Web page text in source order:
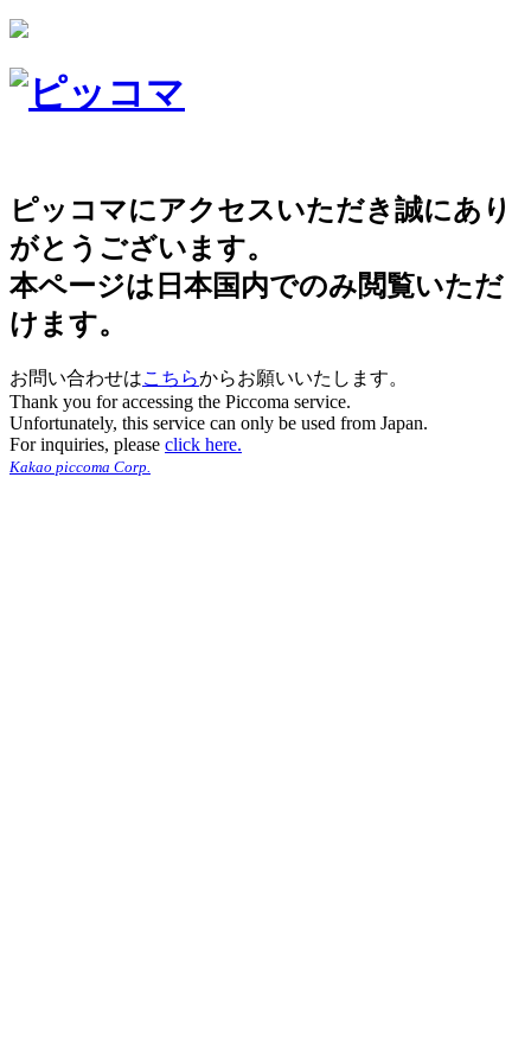
ピッコマにアクセスいただき誠にあり
がとうございます。
本ページは日本国内でのみ閲覧いただ
けます。
お問い合わせはこちらからお願いいたします。
Thank you for accessing the Piccoma service.
Unfortunately, this service can only be used from Japan.
For inquiries, please click here.
Kakao piccoma Corp.